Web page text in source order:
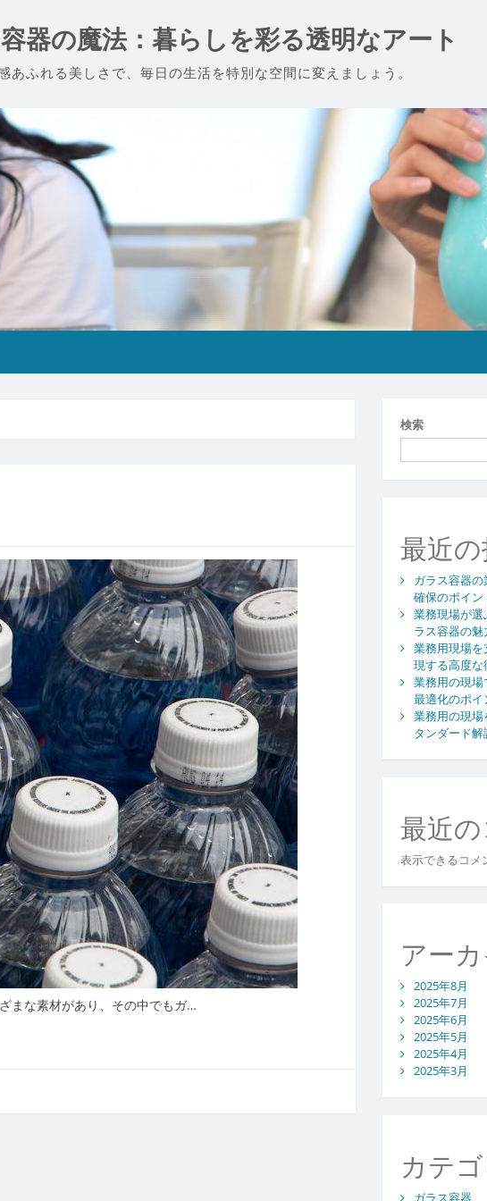
器の魔法：暮らしを彩る透明なアート
あふれる美しさで、毎日の生活を特別な空間に変えましょう。
まな素材があり、その中でもガ…
検索
最近
ガラス容器
確保のポイン
業務現場が
ラス容器の魅
業務用現場
現する高度な
業務用の現
最適化のポイ
業務用の現
タンダード解
最近
表示できるコメ
アー
2025年8月
2025年7月
2025年6月
2025年5月
2025年4月
2025年3月
カテ
ガラス容器